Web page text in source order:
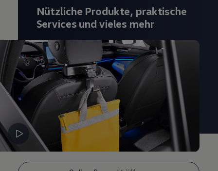
Volkswagen R
Pannen- und Unfallhilfe
Volkswagen Kundenbetreuung
Nützliche Produkte, praktische
Services und vieles mehr